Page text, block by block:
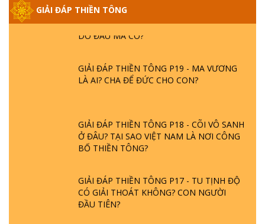
GIẢI ĐÁP THIỀN TÔNG
GIẢI ĐÁP THIỀN TÔNG ĐẶC BIỆT PHẦN 20
GIẢI ĐÁP THIỀN TÔNG P19 - MA VƯƠNG
LÀ AI? CHA ĐỂ ĐỨC CHO CON?
GIẢI ĐÁP THIỀN TÔNG P18 - CÕI VÔ SANH
Ở ĐÂU? TẠI SAO VIỆT NAM LÀ NƠI CÔNG
BỐ THIỀN TÔNG?
GIẢI ĐÁP THIỀN TÔNG P17 - TU TỊNH ĐỘ
CÓ GIẢI THOÁT KHÔNG? CON NGƯỜI
ĐẦU TIÊN?